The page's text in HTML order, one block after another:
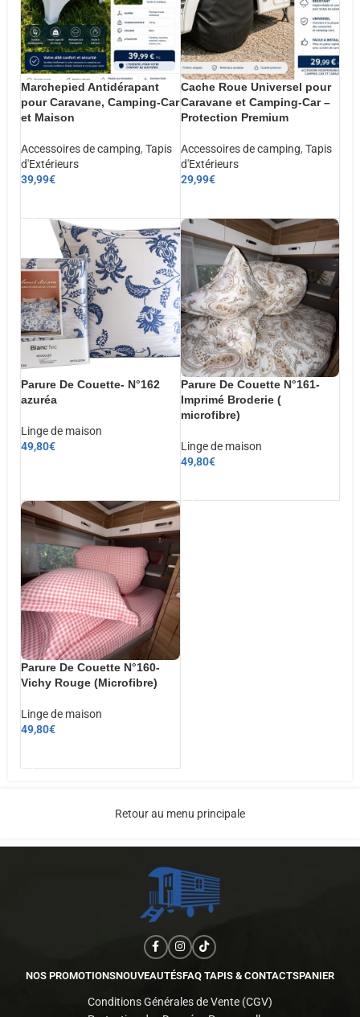
Marchepied Antidérapant
pour Caravane, Camping-Car
et Maison
Accessoires de camping, Tapis
d'Extérieurs
39,99€
Cache Roue Universel pour
Caravane et Camping-Car –
Protection Premium
Accessoires de camping, Tapis
d'Extérieurs
29,99€
Parure De Couette- N°162
azuréa
Linge de maison
49,80€
Parure De Couette N°161-
Imprimé Broderie (
microfibre)
Linge de maison
49,80€
Parure De Couette N°160-
Vichy Rouge (Microfibre)
Linge de maison
49,80€
Retour au menu principale
NOS PROMOTIONSNOUVEAUTÉSFAQ TAPIS & CONTACTSPANIER
Conditions Générales de Vente (CGV)